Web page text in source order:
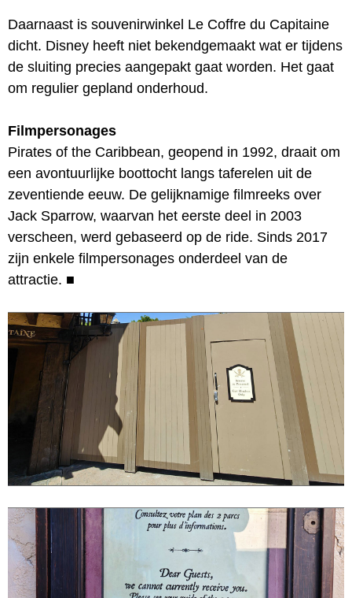
Daarnaast is souvenirwinkel Le Coffre du Capitaine
dicht. Disney heeft niet bekendgemaakt wat er tijdens
de sluiting precies aangepakt gaat worden. Het gaat
om regulier gepland onderhoud.
Filmpersonages
Pirates of the Caribbean, geopend in 1992, draait om
een avontuurlijke boottocht langs taferelen uit de
zeventiende eeuw. De gelijknamige filmreeks over
Jack Sparrow, waarvan het eerste deel in 2003
verscheen, werd gebaseerd op de ride. Sinds 2017
zijn enkele filmpersonages onderdeel van de
attractie. ■